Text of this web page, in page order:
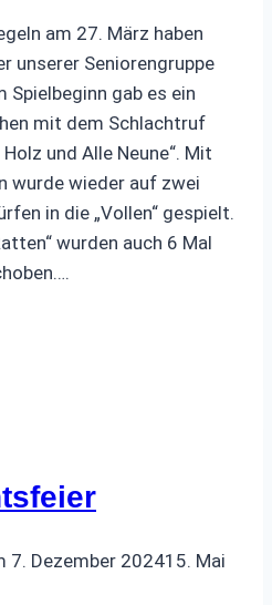
am 27. März haben
unserer Seniorengruppe
Spielbeginn gab es ein
mit dem Schlachtruf
und Alle Neune“. Mit
wurde wieder auf zwei
in die „Vollen“ gespielt.
wurden auch 6 Mal
7. Dezember 202415. Mai